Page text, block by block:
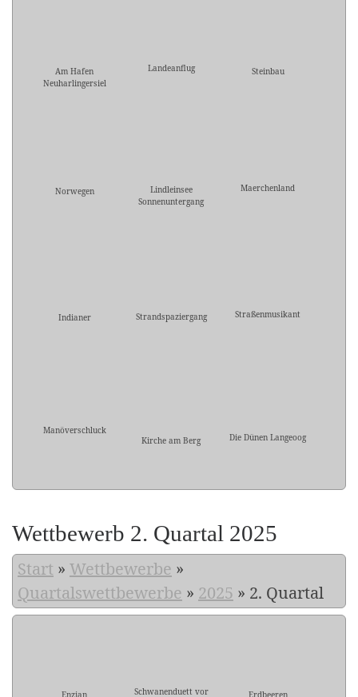
Am Hafen
Neuharlingersiel
Landeanflug Steinbau
Norwegen
Lindleinsee
Sonnenuntergang
Maerchenland
Indianer Strandspaziergang Straßenmusikant
Manöverschluck
Kirche am Berg
Die Dünen Langeoog
Wettbewerb 2. Quartal 2025
Start » Wettbewerbe »
Quartalswettbewerbe » 2025 » 2. Quartal
Enzian Schwanenduett vor Erdbeeren